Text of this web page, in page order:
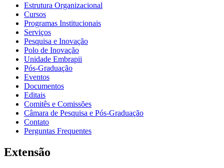
Estrutura Organizacional
Cursos
Programas Institucionais
Serviços
Pesquisa e Inovação
Polo de Inovação
Unidade Embrapii
Pós-Graduação
Eventos
Documentos
Editais
Comitês e Comissões
Câmara de Pesquisa e Pós-Graduação
Contato
Perguntas Frequentes
Extensão